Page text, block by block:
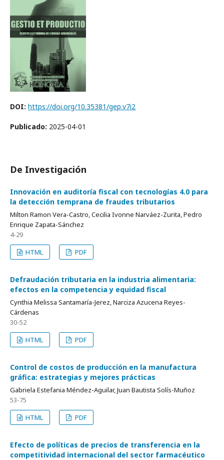
DOI: https://doi.org/10.35381/gep.v7i2
Publicado: 2025-04-01
De Investigación
Innovación en auditoría fiscal con tecnologías 4.0 para
la detección temprana de fraudes tributarios
Milton Ramon Vera-Castro, Cecilia Ivonne Narváez-Zurita, Pedro
Enrique Zapata-Sánchez
4-29
HTML
PDF
Defraudación tributaria en la industria alimentaria:
efectos en la competencia y equidad fiscal
Cynthia Melissa Santamaría-Jerez, Narciza Azucena Reyes-
Cárdenas
30-52
HTML
PDF
Control de costos de producción en la manufactura
gráfica: estrategias y mejores prácticas
Gabriela Estefania Méndez-Aguilar, Juan Bautista Solís-Muñoz
53-75
HTML
PDF
Efecto de políticas de precios de transferencia en la
competitividad internacional del sector farmacéutico